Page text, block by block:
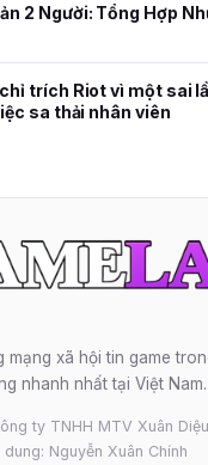
2 Người: Tổng Hợp
trích Riot vì một sai
sa thải nhân viên
mạng xã hội tin game
nhanh nhất tại Việt Nam.
ty TNHH MTV Xuân
Nguyễn Xuân Chính